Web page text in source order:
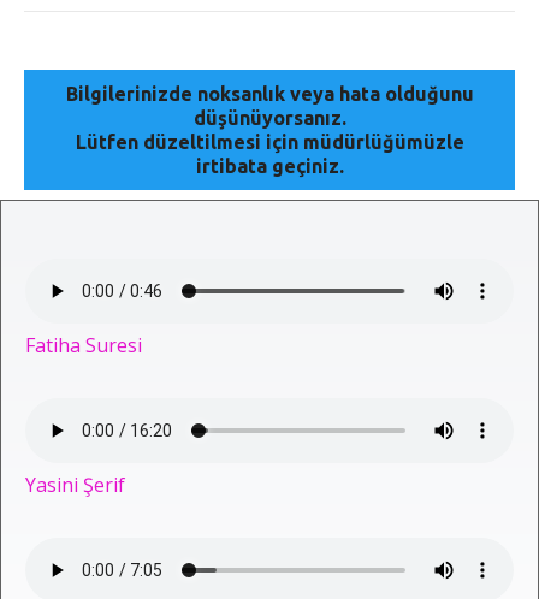
Bilgilerinizde noksanlık veya hata olduğunu
düşünüyorsanız.
Lütfen düzeltilmesi için müdürlüğümüzle
irtibata geçiniz.
Fatiha Suresi
Yasini Şerif